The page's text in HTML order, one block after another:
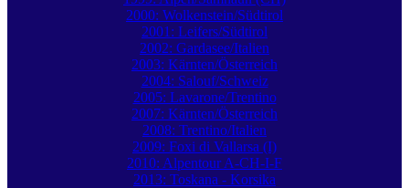
2000: Wolkenstein/Südtirol
2001: Leifers/Südtirol
2002: Gardasee/Italien
2003: Kärnten/Österreich
2004: Salouf/Schweiz
2005: Lavarone/Trentino
2007: Kärnten/Österreich
2008: Trentino/Italien
2009: Foxi di Vallarsa (I)
2010: Alpentour A-CH-I-F
2013: Toskana - Korsika